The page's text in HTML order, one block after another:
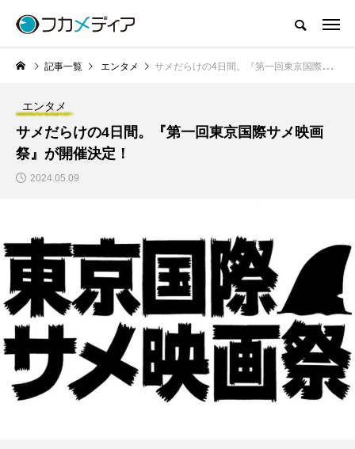
記事一覧 エンタメ サメだらけの4日間。『第一回東京国際サメ映画祭』が開催決定！
エンタメ
サメだらけの4日間。『第一回東京国際サメ映画
祭』が開催決定！
2024.05.09